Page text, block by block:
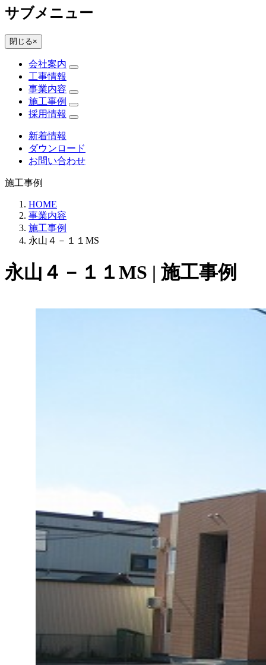
サブメニュー
閉じる×
会社案内
工事情報
事業内容
施工事例
採用情報
新着情報
ダウンロード
お問い合わせ
施工事例
HOME
事業内容
施工事例
永山４－１１MS
永山４－１１MS | 施工事例